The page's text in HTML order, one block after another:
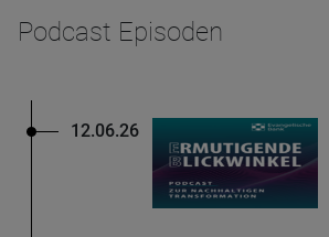
Podcast Episoden
12.06.26